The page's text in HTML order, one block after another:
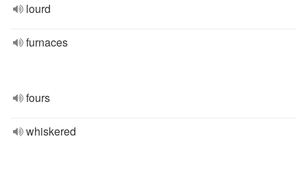
lourd
furnaces
fours
whiskered